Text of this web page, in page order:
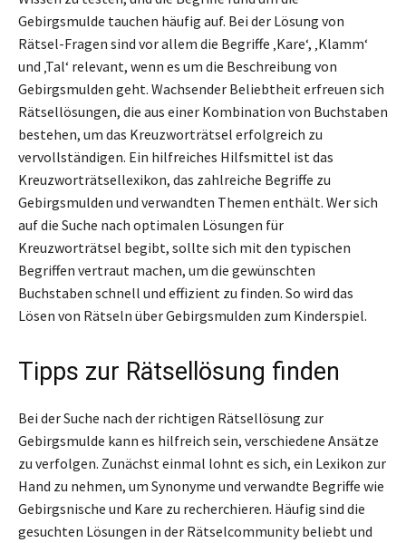
Gebirgsmulde tauchen häufig auf. Bei der Lösung von
Rätsel-Fragen sind vor allem die Begriffe ‚Kare‘, ‚Klamm‘
und ‚Tal‘ relevant, wenn es um die Beschreibung von
Gebirgsmulden geht. Wachsender Beliebtheit erfreuen sich
Rätsellösungen, die aus einer Kombination von Buchstaben
bestehen, um das Kreuzworträtsel erfolgreich zu
vervollständigen. Ein hilfreiches Hilfsmittel ist das
Kreuzworträtsellexikon, das zahlreiche Begriffe zu
Gebirgsmulden und verwandten Themen enthält. Wer sich
auf die Suche nach optimalen Lösungen für
Kreuzworträtsel begibt, sollte sich mit den typischen
Begriffen vertraut machen, um die gewünschten
Buchstaben schnell und effizient zu finden. So wird das
Lösen von Rätseln über Gebirgsmulden zum Kinderspiel.
Tipps zur Rätsellösung finden
Bei der Suche nach der richtigen Rätsellösung zur
Gebirgsmulde kann es hilfreich sein, verschiedene Ansätze
zu verfolgen. Zunächst einmal lohnt es sich, ein Lexikon zur
Hand zu nehmen, um Synonyme und verwandte Begriffe wie
Gebirgsnische und Kare zu recherchieren. Häufig sind die
gesuchten Lösungen in der Rätselcommunity beliebt und